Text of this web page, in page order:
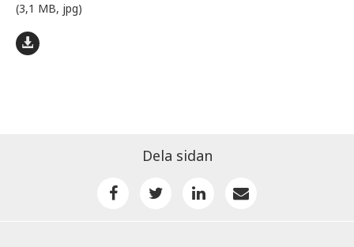
(3,1 MB, jpg)
Dela sidan